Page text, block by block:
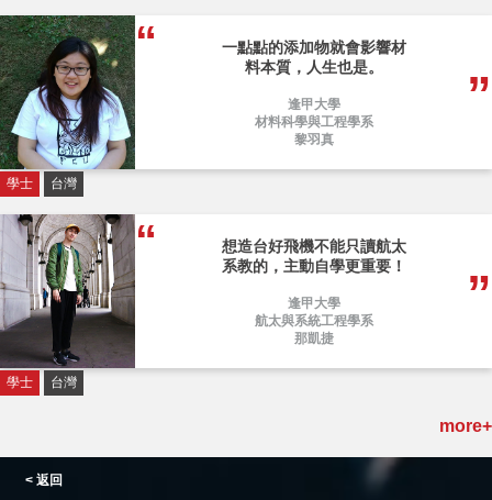
一點點的添加物就會影響材
料本質，人生也是。
逢甲大學
材料科學與工程學系
黎羽真
學士 台灣
想造台好飛機不能只讀航太
系教的，主動自學更重要！
逢甲大學
航太與系統工程學系
那凱捷
學士 台灣
more+
< 返回